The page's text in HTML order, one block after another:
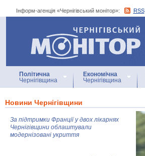
Інформ-агенція «Чернігівський монітор»: RSS
Інформ-агенція
«Чернігівський монітор»
Політична
Чернігівщина
Економічна
Чернігівщина
Новини Чернігівщини
За підтримки Франції у двох лікарнях
Чернігівщини облаштували
модернізовані укриття